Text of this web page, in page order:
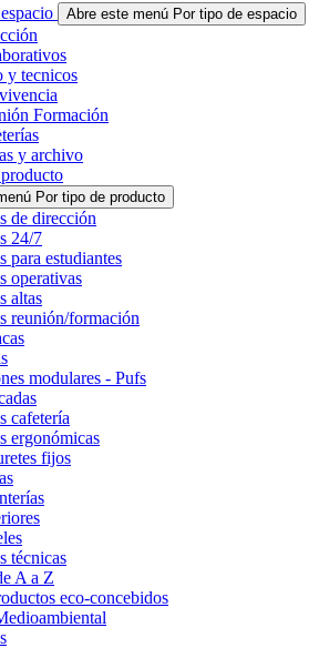
Abre este menú Por tipo de espacio
y tecnicos
Formación
y archivo
Por tipo de producto
de dirección
24/7
para estudiantes
operativas
altas
reunión/formación
modulares - Pufs
cafetería
ergonómicas
fijos
técnicas
A a Z
eco-concebidos